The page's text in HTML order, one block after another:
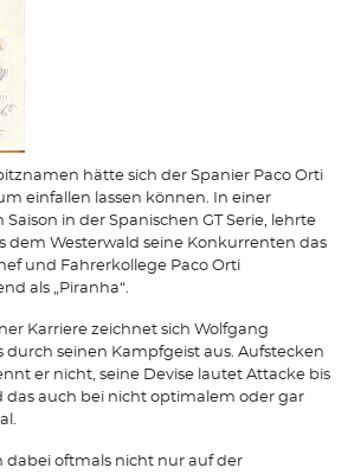
hätte sich der Spanier Paco Orti
einfallen lassen können. In einer
in der Spanischen GT Serie, lehrte
dem Westerwald seine Konkurrenten das
und Fahrerkollege Paco Orti
als „Piranha“.
Karriere zeichnet sich Wolfgang
durch seinen Kampfgeist aus. Aufstecken
er nicht, seine Devise lautet Attacke bis
das auch bei nicht optimalem oder gar
dabei oftmals nicht nur auf der